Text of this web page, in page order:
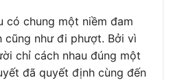
có chung một niềm đam
cũng như đi phượt. Bởi vì
chỉ cách nhau đúng một
đã quyết định cùng đến